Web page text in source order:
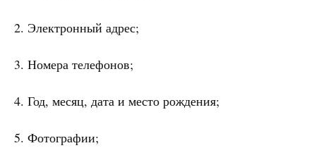
2. Электронный адрес;
3. Номера телефонов;
4. Год, месяц, дата и место рождения;
5. Фотографии;